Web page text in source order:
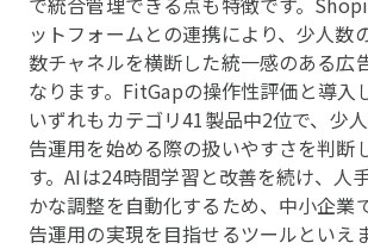
ットフォームとの連携により、少人数
数チャネルを横断した統一感のある広
なります。FitGapの操作性評価と導入
いずれもカテゴリ41製品中2位で、少
告運用を始める際の扱いやすさを判断
す。AIは24時間学習と改善を続け、人
かな調整を自動化するため、中小企業
告運用の実現を目指せるツールといえま